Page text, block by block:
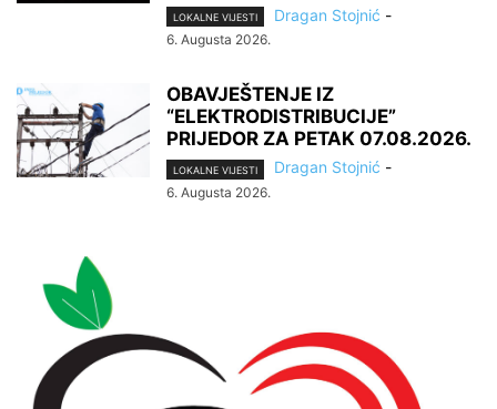
LOKALNE VIJESTI Dragan Stojnić -
6. Augusta 2026.
OBAVJEŠTENJE IZ
“ELEKTRODISTRIBUCIJE”
PRIJEDOR ZA PETAK 07.08.2026.
LOKALNE VIJESTI Dragan Stojnić -
6. Augusta 2026.